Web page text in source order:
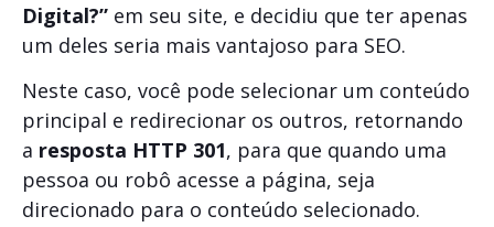
Digital?” em seu site, e decidiu que ter apenas
um deles seria mais vantajoso para SEO.
Neste caso, você pode selecionar um conteúdo
principal e redirecionar os outros, retornando
a resposta HTTP 301, para que quando uma
pessoa ou robô acesse a página, seja
direcionado para o conteúdo selecionado.